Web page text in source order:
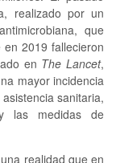
realizado por un
que
2019 fallecieron
en The Lancet,
mayor incidencia
sanitaria,
las medidas de
realidad que en